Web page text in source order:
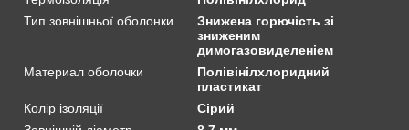
Тип зовнішньої оболонки
Знижена горючість зі
зниженим
димогазовиделеніем
Материал оболочки
Полівінілхлоридний
пластикат
Колір ізоляції
Сірий